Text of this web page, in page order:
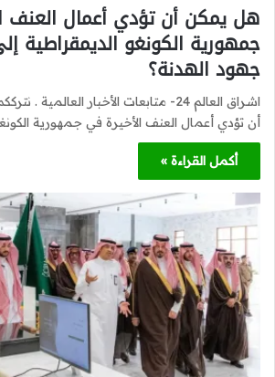
هل يمكن أن تؤدي أعمال العنف
جمهورية الكونغو الديمقراطية
جهود الهدنة؟
اشراق العالم 24- متابعات الأخبار
أن تؤدي أعمال العنف الأخيرة في جمهورية
أكمل القراءة »